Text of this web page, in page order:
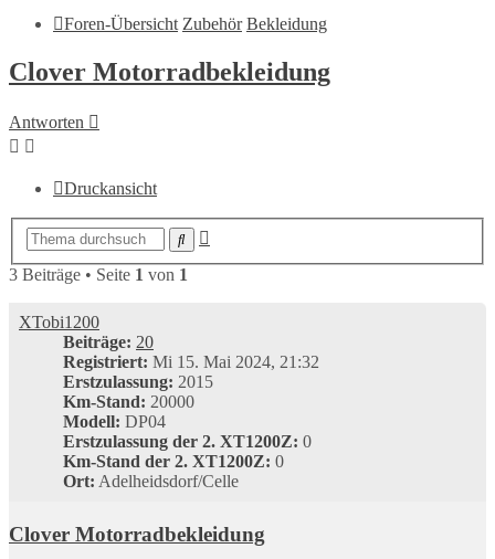
Foren-Übersicht Zubehör Bekleidung
Clover Motorradbekleidung
Antworten
Druckansicht
Suche
3 Beiträge • Seite 1 von 1
XTobi1200
Beiträge: 20
Registriert: Mi 15. Mai 2024, 21:32
Erstzulassung: 2015
Km-Stand: 20000
Modell: DP04
Erstzulassung der 2. XT1200Z: 0
Km-Stand der 2. XT1200Z: 0
Ort: Adelheidsdorf/Celle
Clover Motorradbekleidung